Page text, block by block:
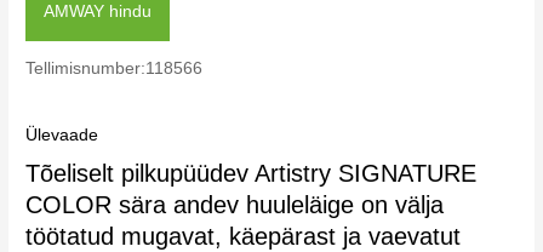
AMWAY hindu
Tellimisnumber:118566
Ülevaade
Tõeliselt pilkupüüdev Artistry SIGNATURE
COLOR sära andev huuleläige on välja
töötatud mugavat, käepärast ja vaevatut